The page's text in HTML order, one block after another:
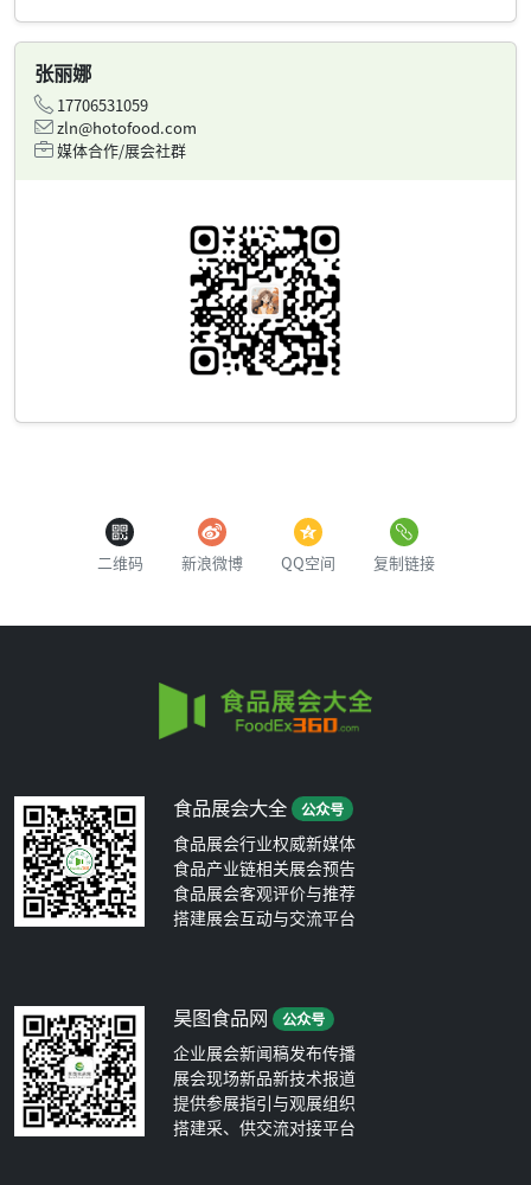
张丽娜
17706531059
zln@hotofood.com
媒体合作/展会社群
二维码 新浪微博 QQ空间 复制链接
食品展会大全 公众号
食品展会行业权威新媒体
食品产业链相关展会预告
食品展会客观评价与推荐
搭建展会互动与交流平台
昊图食品网 公众号
企业展会新闻稿发布传播
展会现场新品新技术报道
提供参展指引与观展组织
搭建采、供交流对接平台